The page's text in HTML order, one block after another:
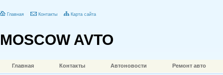
Главная Контакты Карта сайта
MOSCOW AVTO
Главная Контакты Автоновости Ремонт авто